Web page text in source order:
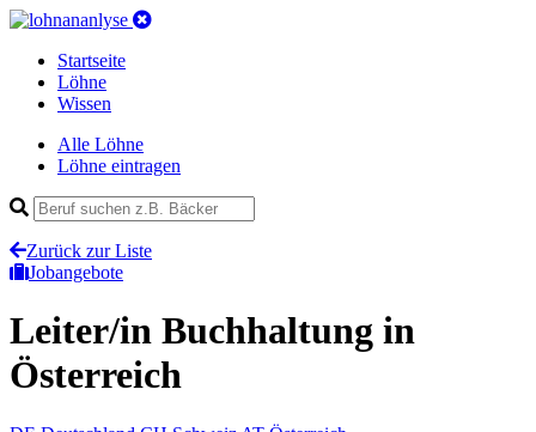
Startseite
Löhne
Wissen
Alle Löhne
Löhne eintragen
Zurück zur Liste
Jobangebote
Leiter/in Buchhaltung in
Österreich